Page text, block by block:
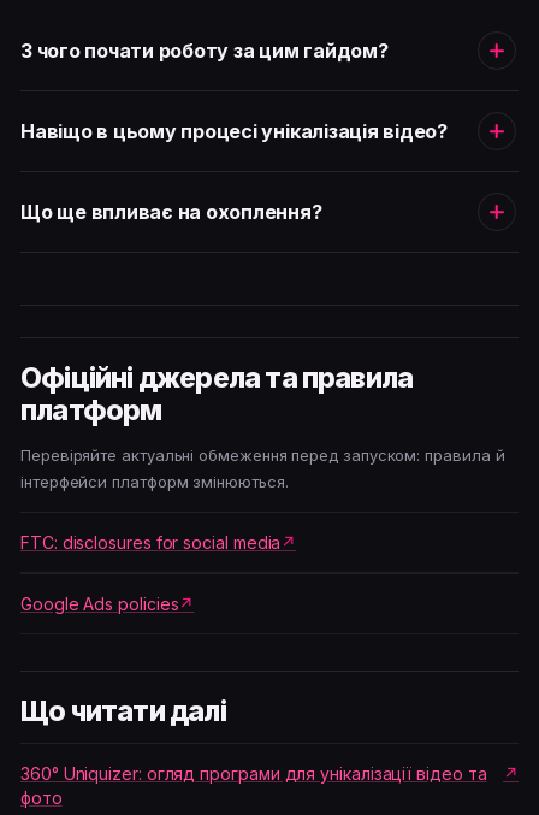
З чого почати роботу за цим гайдом?
Навіщо в цьому процесі унікалізація відео?
Що ще впливає на охоплення?
Офіційні джерела та правила
платформ
Перевіряйте актуальні обмеження перед запуском: правила й
інтерфейси платформ змінюються.
FTC: disclosures for social media
Google Ads policies
Що читати далі
360° Uniquizer: огляд програми для унікалізації відео та
фото